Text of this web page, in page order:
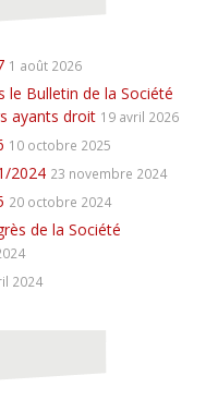
1 août 2026
le Bulletin de la Société
ayants droit 19 avril 2026
10 octobre 2025
2024 23 novembre 2024
20 octobre 2024
de la Société
2024